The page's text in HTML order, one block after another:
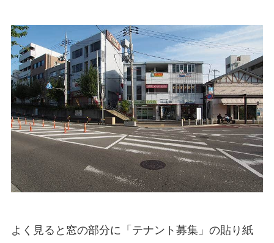
よく見ると窓の部分に「テナント募集」の貼り紙